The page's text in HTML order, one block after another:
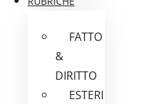
FATTO
&
DIRITTO
ESTERI